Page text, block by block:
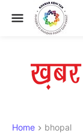
Home bhopal